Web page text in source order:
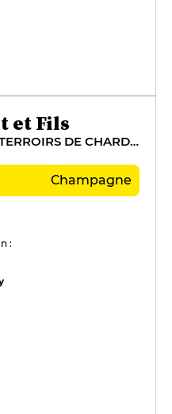
et Fils
SPÉCIAL CLUB GRANDS TERROIRS DE CHARDONNAY
Champagne
: